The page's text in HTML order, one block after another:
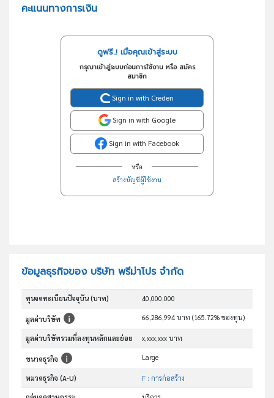
คะแนนทางการเงิน
ดูฟรี..! เมื่อคุณเข้าสู่ระบบ
กรุณาเข้าสู่ระบบก่อนการใช้งาน หรือ สมัคร
สมาชิก
Sign in with Creden
Sign in with Google
Sign in with Facebook
หรือ
สร้างบัญชีผู้ใช้งาน
ข้อมูลธุรกิจของ บริษัท พรีม่าโปร จำกัด
ทุนจดทะเบียนปัจจุบัน (บาท) 40,000,000
มูลค่าบริษัท 66,286,994 บาท (165.72% ของทุน)
มูลค่าบริษัทรวมที่ลงทุนหลักและย่อย x,xxx,xxx บาท
ขนาดธุรกิจ Large
หมวดธุรกิจ (A-U) F : การก่อสร้าง